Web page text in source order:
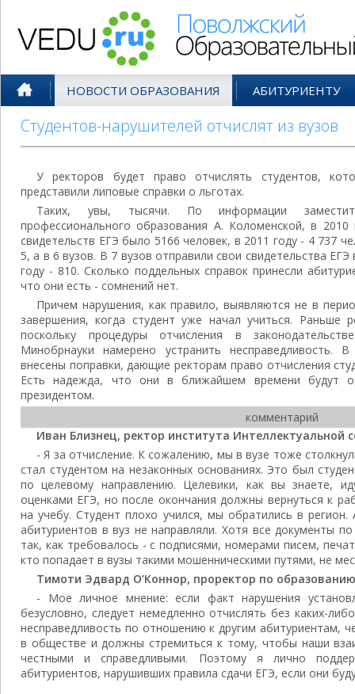
НОВОСТИ ОБРАЗОВАНИЯ АБИТУРИЕНТУ
Студентов-нарушителей отчислят из вузов
У ректоров будет право отчислять студентов,
представили липовые справки о льготах.
Таких, увы, тысячи. По информации
профессионального образования А. Коломенской, в
свидетельств ЕГЭ было 5166 человек, в 2011 году - 4 737
5, а в 6 вузов. В 7 вузов отправили свои свидетельства
году - 810. Сколько поддельных справок принесли
что они есть - сомнений нет.
Причем нарушения, как правило, выявляются не в
завершения, когда студент уже начал учиться. Раньше
поскольку процедуры отчисления в
Минобрнауки намерено устранить несправедливость.
внесены поправки, дающие ректорам право отчисления
Есть надежда, что они в ближайшем времени будут
президентом.
комментарий
Иван Близнец, ректор института Интеллектуальной
- Я за отчисление. К сожалению, мы в вузе тоже
стал студентом на незаконных основаниях. Это был
по целевому направлению. Целевики, как вы знаете,
оценками ЕГЭ, но после окончания должны вернуться к
на учебу. Студент плохо учился, мы обратились в
абитуриентов в вуз не направляли. Хотя все документы
так, как требовалось - с подписями, номерами писем,
кто попадает в вузы такими мошенническими путями, не
Тимоти Эдвард О’Коннор, проректор по
- Мое личное мнение: если факт нарушения
безусловно, следует немедленно отчислять без каких-
несправедливость по отношению к другим абитуриентам,
в обществе и должны стремиться к тому, чтобы наши
честными и справедливыми. Поэтому я лично
абитуриентов, нарушивших правила сдачи ЕГЭ, если они